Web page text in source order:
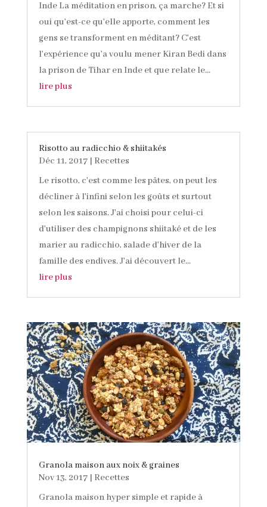
Inde La méditation en prison, ça marche? Et si
oui qu'est-ce qu'elle apporte, comment les
gens se transforment en méditant? C'est
l'expérience qu'a voulu mener Kiran Bedi dans
la prison de Tihar en Inde et que relate le...
lire plus
Risotto au radicchio & shiitakés
Déc 11, 2017| Recettes
Le risotto, c'est comme les pâtes, on peut les
décliner à l'infini selon les goûts et surtout
selon les saisons. J'ai choisi pour celui-ci
d'utiliser des champignons shiitaké et de les
marier au radicchio, salade d'hiver de la
famille des endives. J'ai découvert le...
lire plus
Granola maison aux noix & graines
Nov 13, 2017| Recettes
Granola maison hyper simple et rapide à